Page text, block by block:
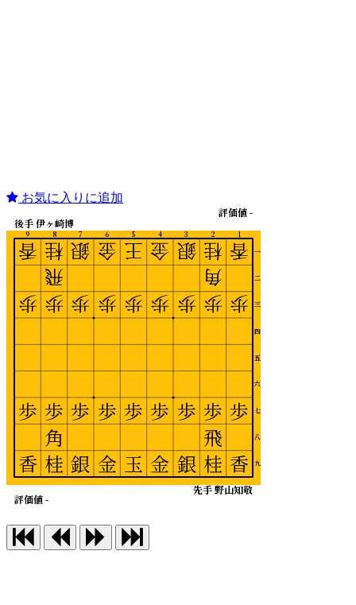
お気に入りに追加
1
2
3
4
5
6
7
8
9
一
二
三
四
五
六
七
八
九
先手 野山知敬
後手 伊ヶ崎博
評価値 -
評価値 -
香
歩
歩
香
桂
角
歩
歩
飛
桂
銀
歩
歩
銀
金
歩
歩
金
王
歩
歩
玉
金
歩
歩
金
銀
歩
歩
銀
桂
飛
歩
歩
角
桂
香
歩
歩
香